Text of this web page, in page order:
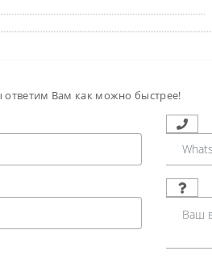
ответим Вам как можно быстрее!